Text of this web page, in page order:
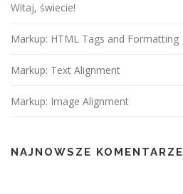
Witaj, świecie!
Markup: HTML Tags and Formatting
Markup: Text Alignment
Markup: Image Alignment
NAJNOWSZE KOMENTARZE